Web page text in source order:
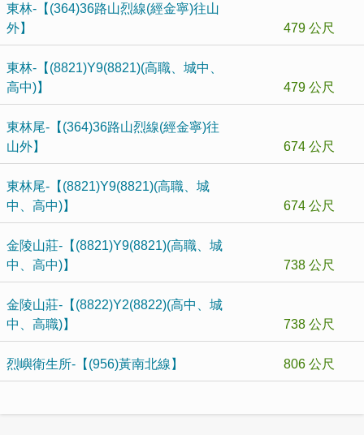
東林-【(364)36路山烈線(經金寧)往山
外】
479 公尺
東林-【(8821)Y9(8821)(高職、城中、
高中)】
479 公尺
東林尾-【(364)36路山烈線(經金寧)往
山外】
674 公尺
東林尾-【(8821)Y9(8821)(高職、城
中、高中)】
674 公尺
金陵山莊-【(8821)Y9(8821)(高職、城
中、高中)】
738 公尺
金陵山莊-【(8822)Y2(8822)(高中、城
中、高職)】
738 公尺
烈嶼衛生所-【(956)黃南北線】 806 公尺